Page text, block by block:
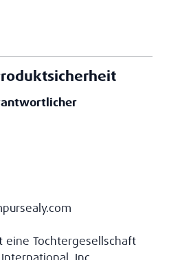
eine Tochtergesellschaft